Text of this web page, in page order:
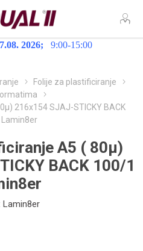
2026; 9:00-15:00
Folije za plastificiranje
216x154 SJAJ-STICKY BACK
A5 ( 80µ)
BACK 100/1
Lamin8er